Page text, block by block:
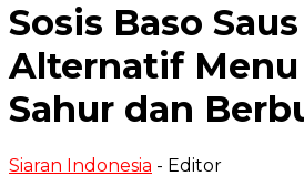
Sosis Baso
Alternatif Menu
Sahur dan
Siaran Indonesia - Editor